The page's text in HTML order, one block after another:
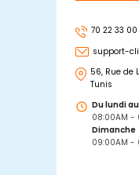
70 22 33 00
support-
56, Rue de
Tunis
Du lundi
08:00AM -
Dimanche
09:00AM -